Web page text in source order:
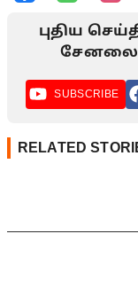
புதிய
சேனலை
SUBSCRIBE
RELATED